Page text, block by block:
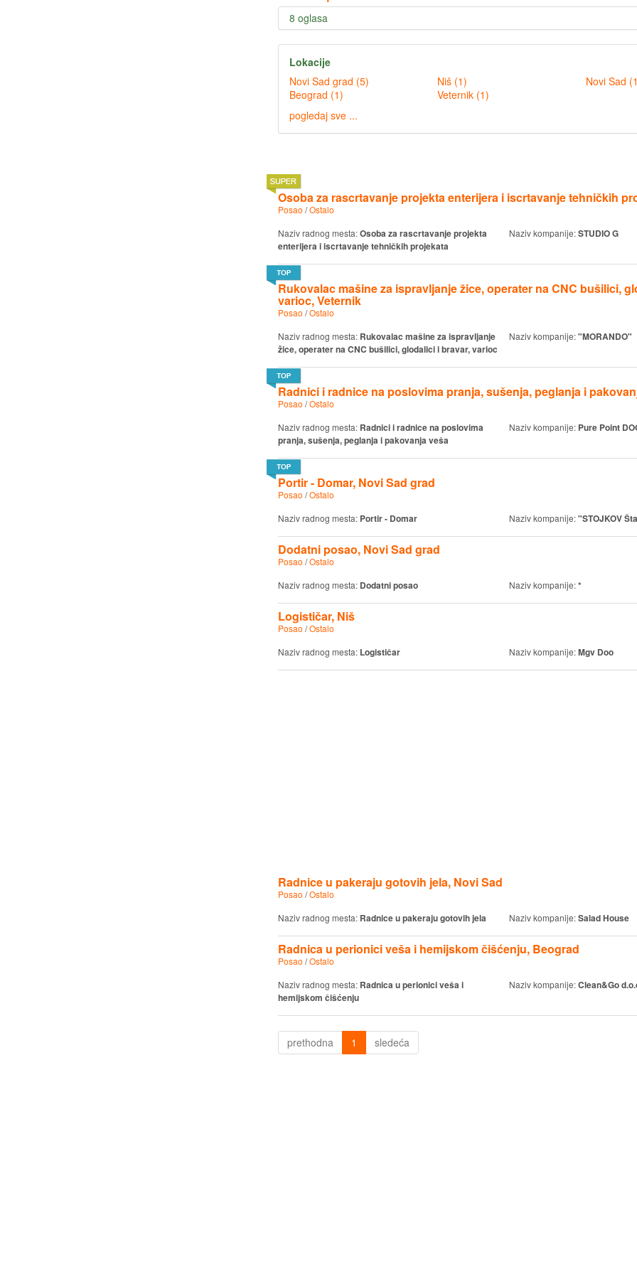
8 oglasa
Lokacije
Novi Sad grad (5)
Beograd (1)
Niš (1)
Veternik (1)
Novi
pogledaj sve ...
Osoba za rascrtavanje projekta enterijera i iscrtavanje tehničkih
Posao /Ostalo
Naziv radnog mesta:Osoba za rascrtavanje projekta
enterijera i iscrtavanje tehničkih projekata
Naziv kompanije:STUDIO G
Rukovalac mašine za ispravljanje žice, operater na CNC bušilici,
varioc, Veternik
Posao /Ostalo
Naziv radnog mesta: Rukovalac mašine za ispravljanje
žice, operater na CNC bušilici, glodalici i bravar, varioc
Naziv kompanije:"MORANDO"
Radnici i radnice na poslovima pranja, sušenja, peglanja i
Posao /Ostalo
Naziv radnog mesta: Radnici i radnice na poslovima
pranja, sušenja, peglanja i pakovanja veša
Naziv kompanije: Pure Point
Portir - Domar, Novi Sad grad
Posao /Ostalo
Naziv radnog mesta: Portir - Domar Naziv kompanije:"STOJKOV
Dodatni posao, Novi Sad grad
Posao /Ostalo
Naziv radnog mesta: Dodatni posao Naziv kompanije:*
Logističar, Niš
Posao /Ostalo
Naziv radnog mesta: Logističar Naziv kompanije:Mgv Doo
Radnice u pakeraju gotovih jela, Novi Sad
Posao /Ostalo
Naziv radnog mesta: Radnice u pakeraju gotovih jela Naziv kompanije:Salad House
Radnica u perionici veša i hemijskom čišćenju, Beograd
Posao /Ostalo
Naziv radnog mesta: Radnica u perionici veša i
hemijskom čišćenju
Naziv kompanije:Clean&Go
prethodna 1 sledeća